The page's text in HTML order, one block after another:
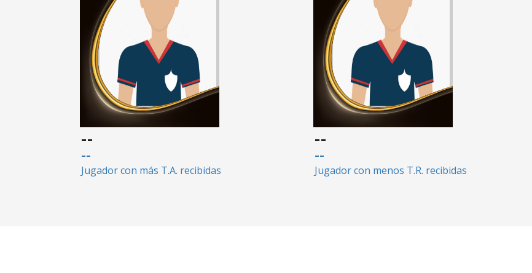
--
--
Jugador con más T.A. recibidas
--
--
Jugador con menos T.R. recibidas